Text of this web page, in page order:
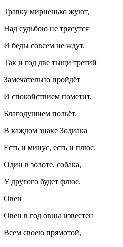
Травку мирненько жуют,
Над судьбою не трясутся
И беды совсем не ждут.
Так и год две тыщи третий
Замечательно пройдёт
И спокойствием пометит,
Благодушием польёт.
В каждом знаке Зодиака
Есть и минус, есть и плюс.
Один в золоте, собака,
У другого будет флюс.
Овен
Овен в год овцы известен
Всем своею прямотой,